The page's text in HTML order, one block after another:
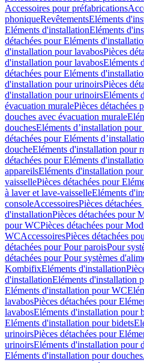
Accessoires pour préfabrications
phoniqueRevêtementsEléments
Eléments d'installationEléments
détachées pour Eléments
d'installation pour lavabosPièces
d'installation pour lavabosEléments
détachées pour Eléments
d'installation pour urinoirsPièces
d'installation pour urinoirsEléments
évacuation muralePièces détachées
douches avec évacuation murale
douchesEléments d’installation
détachées pour Eléments
doucheEléments d'installation pour
détachées pour Eléments
appareilsEléments d'installation
vaissellePièces détachées pour
à laver et lave-vaisselleEléments
consoleAccessoiresPièces
d'installationPièces détachées pour
pour WCPièces détachées pour
WCAccessoiresPièces détachées
détachées pour Pour paroisPour
détachées pour Pour systèmes
KombifixEléments d'installation
d'installationEléments d'installation
Eléments d'installation pour WC
lavabosPièces détachées pour
lavabosEléments d'installation pour
Eléments d'installation pour bidets
urinoirsPièces détachées pour
urinoirsEléments d'installation pour
Eléments d'installation pour douches